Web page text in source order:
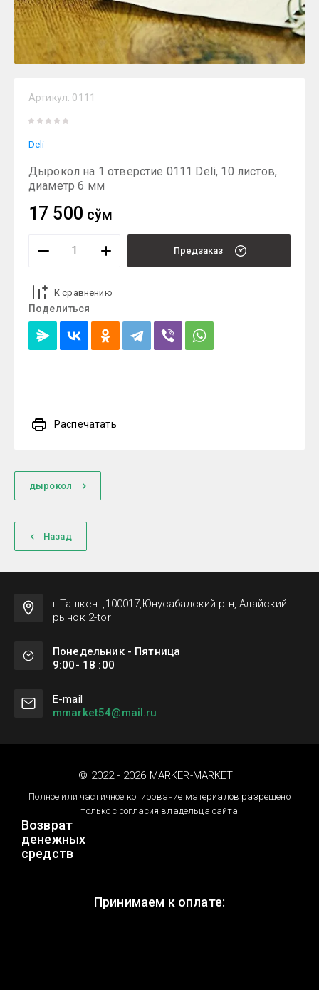
Артикул: 0111
Deli
Дырокол на 1 отверстие 0111 Deli, 10 листов,
диаметр 6 мм
17 500 сўм
Предзаказ
К сравнению
Поделиться
Распечатать
дырокол
Назад
г.Ташкент,100017,Юнусабадский р-н, Алайский
рынок 2-tor
Понедельник - Пятница
9:00- 18 :00
Е-mail
mmarket54@mail.ru
© 2022 - 2026 MARKER-MARKET
Полное или частичное копирование материалов разрешено
только с согласия владельца сайта
Возврат
денежных
средств
Принимаем к оплате: